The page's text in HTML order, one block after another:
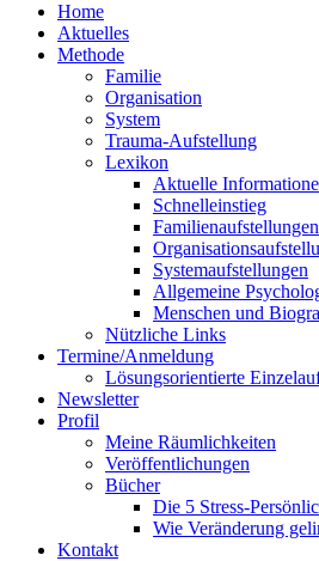
Home
Aktuelles
Methode
Familie
Organisation
System
Trauma-Aufstellung
Lexikon
Aktuelle
Schnelleinstieg
Familienaufstellungen
Systemaufstellungen
Allgemeine
Menschen und
Nützliche Links
Termine/Anmeldung
Lösungsorientierte
Newsletter
Profil
Meine Räumlichkeiten
Veröffentlichungen
Bücher
Die 5 Stress-
Wie Veränderung
Kontakt